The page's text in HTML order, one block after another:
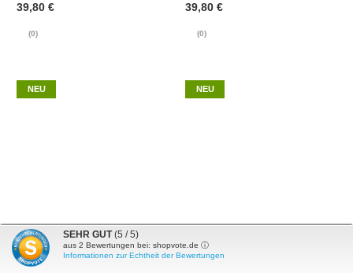
39,80 €
(0)
39,80 €
(0)
NEU
COMFORT FIT FLYMASK
NEU
COMFORT FIT FLYMASK
SEHR GUT (5 / 5)
aus 2 Bewertungen bei: shopvote.de ⓘ
Informationen zur Echtheit der Bewertungen